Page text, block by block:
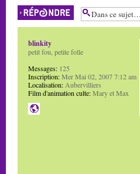
Répondre
blinkity
petit fou, petite folle
Messages: 125
Inscription:Mer Mai 02, 2007 7:12 am
Localisation: Aubervilliers
Film d'animation culte:Mary et Max